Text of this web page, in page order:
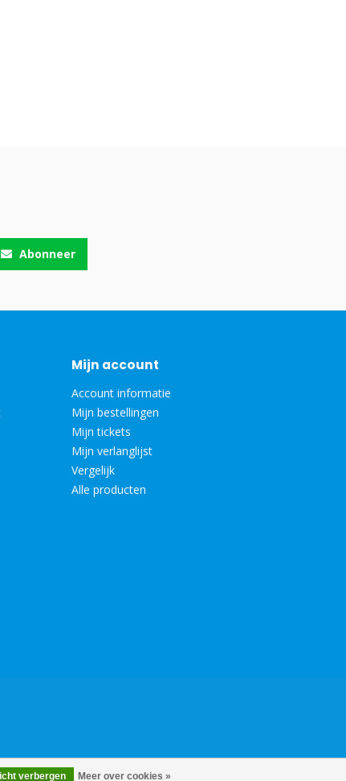
verbergen Meer over cookies »
Abonneer
Mijn account
Account informatie
Mijn bestellingen
Mijn tickets
Mijn verlanglijst
Vergelijk
Alle producten